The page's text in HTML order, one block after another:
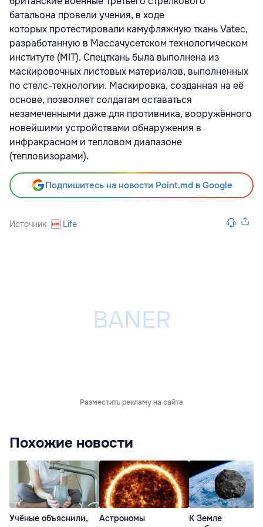
батальона провели учения, в ходе
которых протестировали камуфляжную ткань Vatec,
разработанную в Массачусетском технологическом
институте (MIT). Спецткань была выполнена из
маскировочных листовых материалов, выполненных
по стелс-технологии. Маскировка, созданная на её
основе, позволяет солдатам оставаться
незамеченными даже для противника, вооружённого
новейшими устройствами обнаружения в
инфракрасном и тепловом диапазоне
(тепловизорами).
Подпишитесь на новости Point.md в Google
Источник Life
Разместить рекламу на сайте
Похожие новости
Учёные объяснили,
Астрономы
К Земле